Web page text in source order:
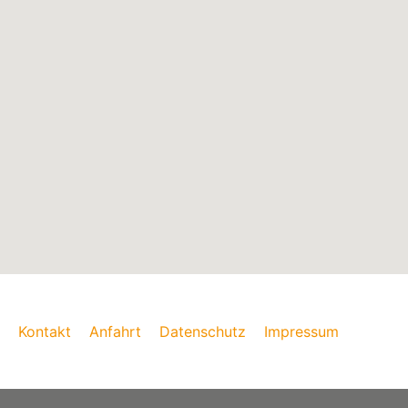
Kontakt Anfahrt Datenschutz Impressum